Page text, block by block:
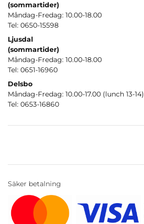
(sommartider)
Måndag-Fredag: 10.00-18.00
Tel: 0650-15598
Ljusdal
(sommartider)
Måndag-Fredag: 10.00-18.00
Tel: 0651-16960
Delsbo
Måndag-Fredag: 10.00-17.00 (lunch 13-14)
Tel: 0653-16860
Säker betalning